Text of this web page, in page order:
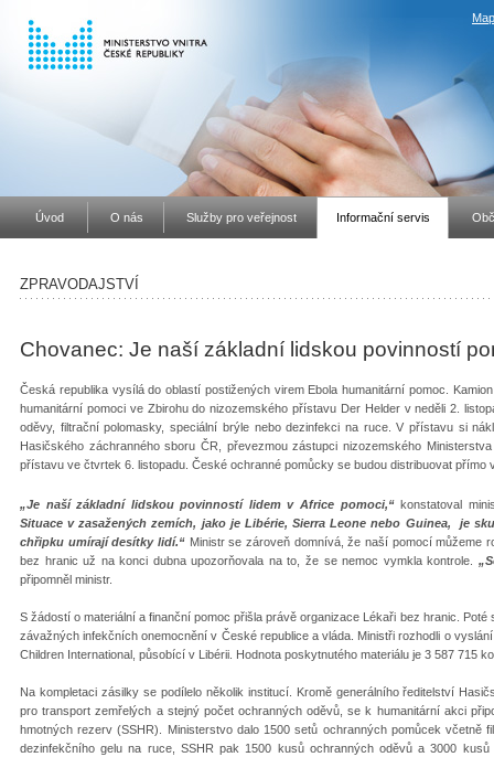
Úvod O nás Služby pro veřejnost Informační servis
ZPRAVODAJSTVÍ
Chovanec: Je naší základní lidskou povinností
Česká republika vysílá do oblastí postižených virem Ebola humanitární pomoc.
humanitární pomoci ve Zbirohu do nizozemského přístavu Der Helder v neděli 2.
oděvy, filtrační polomasky, speciální brýle nebo dezinfekci na ruce. V přístavu si
Hasičského záchranného sboru ČR, převezmou zástupci nizozemského
přístavu ve čtvrtek 6. listopadu. České ochranné pomůcky se budou distribuovat
„Je naší základní lidskou povinností lidem v Africe pomoci,“konstatoval
Situace v zasažených zemích, jako je Libérie, Sierra Leone nebo Guinea, je
chřipku umírají desítky lidí.“ Ministr se zároveň domnívá, že naší pomocí můžeme
bez hranic už na konci dubna upozorňovala na to, že se nemoc vymkla kontrole.
připomněl ministr.
S žádostí o materiální a finanční pomoc přišla právě organizace Lékaři bez hranic.
závažných infekčních onemocnění v České republice a vláda. Ministři rozhodli o
Children International, působící v Libérii. Hodnota poskytnutého materiálu je 3 587 715
Na kompletaci zásilky se podílelo několik institucí. Kromě generálního ředitelství
pro transport zemřelých a stejný počet ochranných oděvů, se k humanitární akci
hmotných rezerv (SSHR). Ministerstvo dalo 1500 setů ochranných pomůcek včetně
dezinfekčního gelu na ruce, SSHR pak 1500 kusů ochranných oděvů a 3000